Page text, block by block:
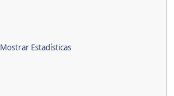
Mostrar Estadísticas